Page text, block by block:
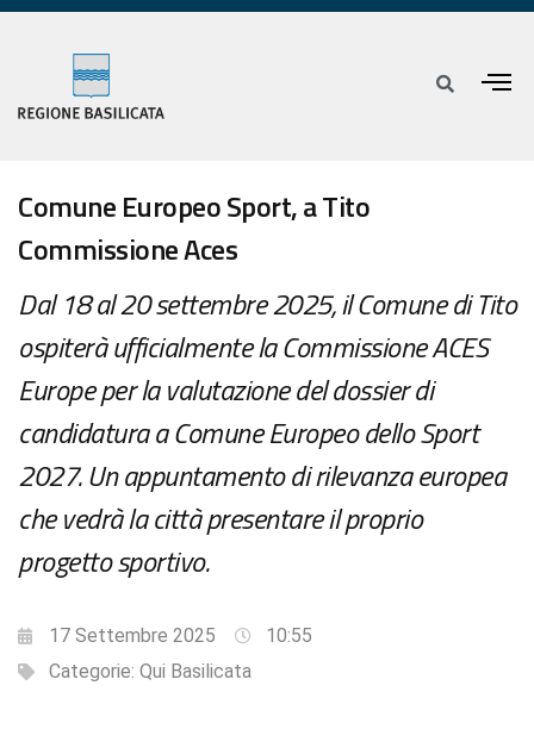
Comune Europeo Sport, a Tito
Commissione Aces
Dal 18 al 20 settembre 2025, il Comune di Tito
ospiterà ufficialmente la Commissione ACES
Europe per la valutazione del dossier di
candidatura a Comune Europeo dello Sport
2027. Un appuntamento di rilevanza europea
che vedrà la città presentare il proprio
progetto sportivo.
17 Settembre 2025
10:55
Categorie: Qui Basilicata